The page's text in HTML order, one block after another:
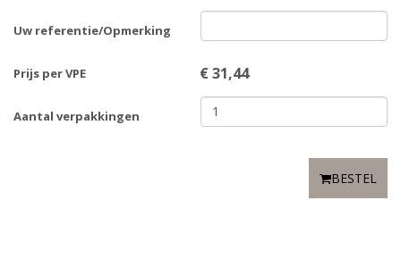
Uw referentie/Opmerking
Prijs per VPE €31,44
Aantal verpakkingen
BESTEL